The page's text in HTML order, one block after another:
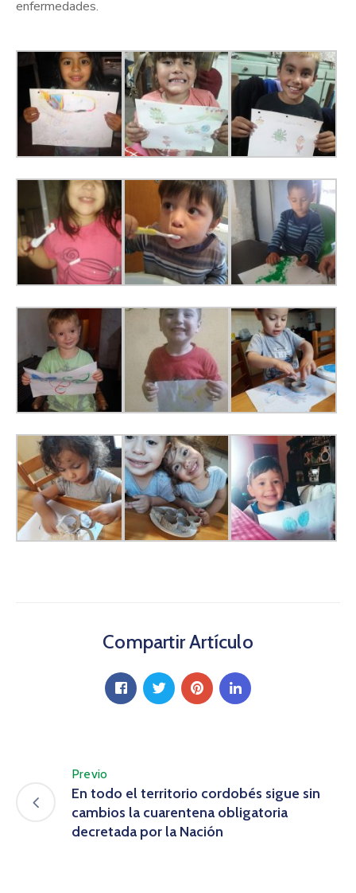
enfermedades.
Compartir Artículo
Previo
En todo el territorio cordobés sigue sin
cambios la cuarentena obligatoria
decretada por la Nación